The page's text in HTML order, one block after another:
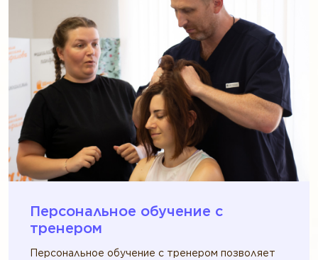
Персональное обучение c
тренером
Персональное обучение с тренером позволяет